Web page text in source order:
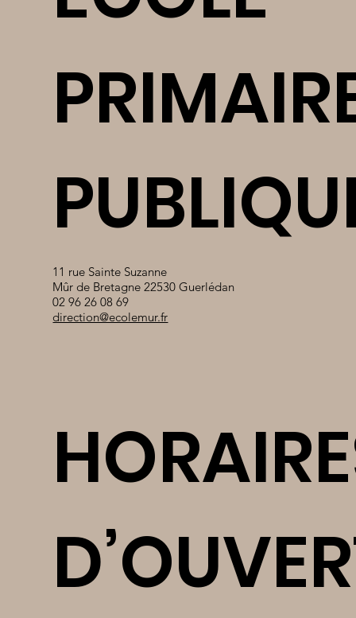
11 rue Sainte Suzanne
Mûr de Bretagne 22530 Guerlédan
02 96 26 08 69
direction@ecolemur.fr